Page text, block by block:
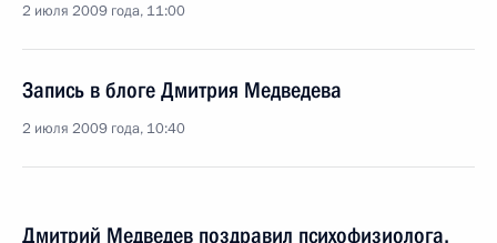
2 июля 2009 года, 11:00
Запись в блоге Дмитрия Медведева
2 июля 2009 года, 10:40
Дмитрий Медведев поздравил психофизиолога,